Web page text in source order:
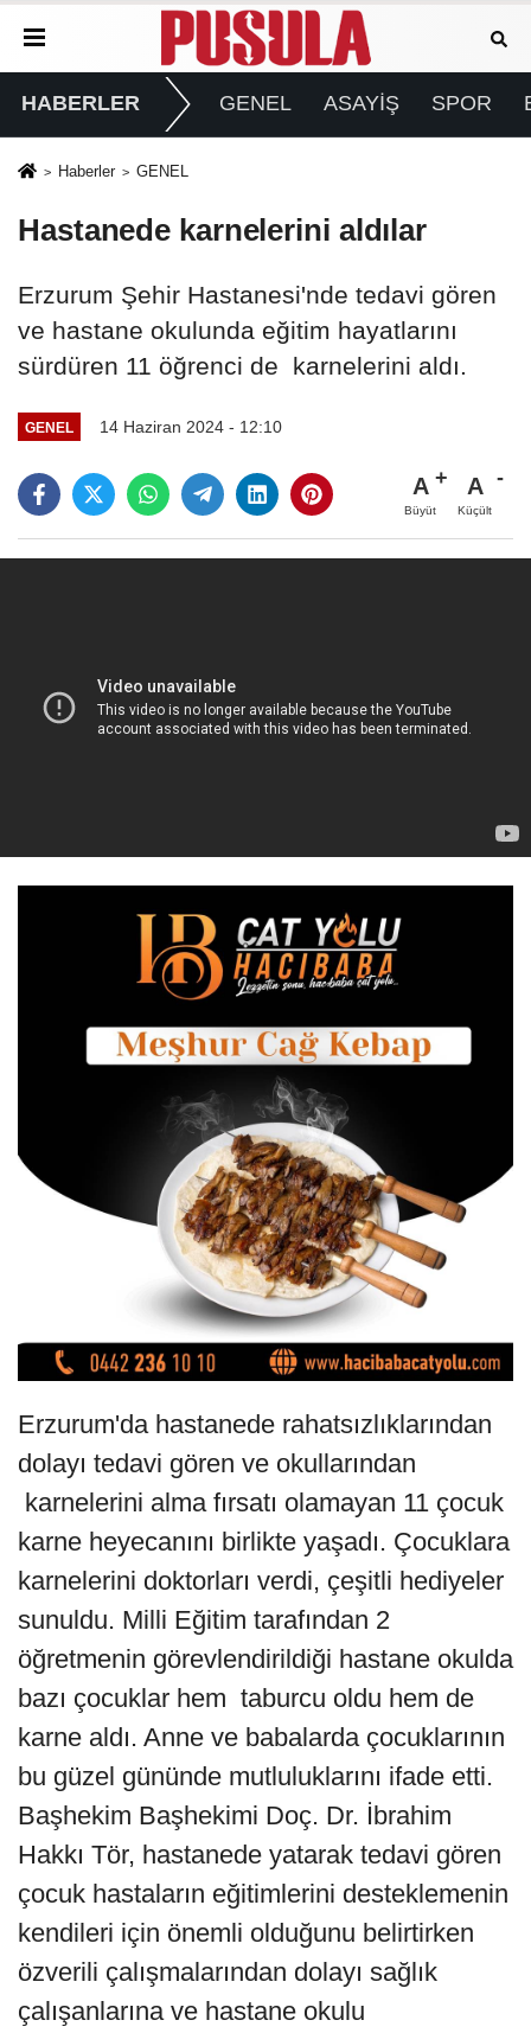
HABERLER GENEL ASAYİŞ SPOR
Haberler GENEL
Hastanede karnelerini aldılar
Erzurum Şehir Hastanesi'nde tedavi gören
ve hastane okulunda eğitim hayatlarını
sürdüren 11 öğrenci de karnelerini aldı.
GENEL 14 Haziran 2024 - 12:10
A
Büyüt
A
Küçült
Erzurum'da hastanede rahatsızlıklarından
dolayı tedavi gören ve okullarından
karnelerini alma fırsatı olamayan 11 çocuk
karne heyecanını birlikte yaşadı. Çocuklara
karnelerini doktorları verdi, çeşitli hediyeler
sunuldu. Milli Eğitim tarafından 2
öğretmenin görevlendirildiği hastane okulda
bazı çocuklar hem taburcu oldu hem de
karne aldı. Anne ve babalarda çocuklarının
bu güzel gününde mutluluklarını ifade etti.
Başhekim Başhekimi Doç. Dr. İbrahim
Hakkı Tör, hastanede yatarak tedavi gören
çocuk hastaların eğitimlerini desteklemenin
kendileri için önemli olduğunu belirtirken
özverili çalışmalarından dolayı sağlık
çalışanlarına ve hastane okulu